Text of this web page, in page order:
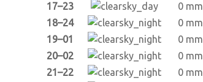
17–23
0 mm
18–24
0 mm
19–01
0 mm
20–02
0 mm
21–22
0 mm